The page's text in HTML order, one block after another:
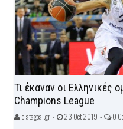
Τι έκαναν οι Ελληνικές
Champions League
olatagoal.gr - 23 Oct 2019 - 0